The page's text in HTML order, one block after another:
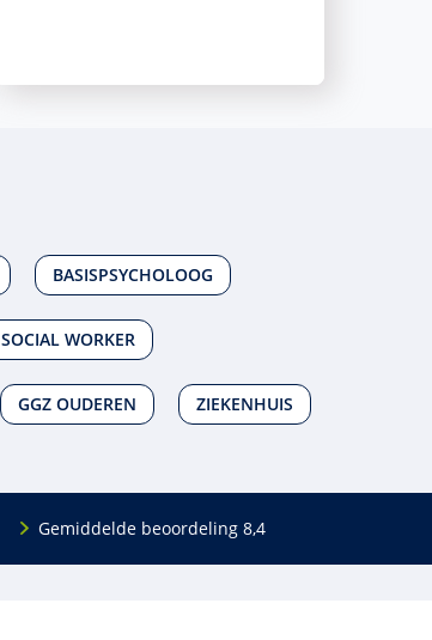
BASISPSYCHOLOOG
SOCIAL WORKER
GGZ OUDEREN ZIEKENHUIS
Gemiddelde beoordeling 8,4